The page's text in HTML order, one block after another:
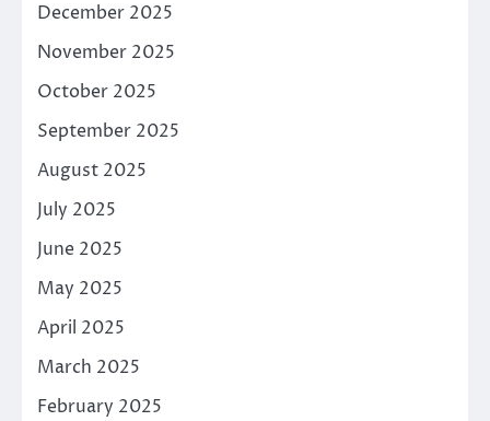
December 2025
November 2025
October 2025
September 2025
August 2025
July 2025
June 2025
May 2025
April 2025
March 2025
February 2025